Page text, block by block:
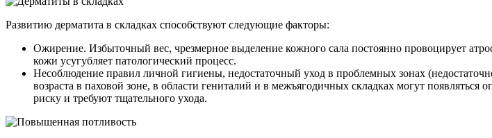
Развитию дерматита в складках способствуют следующие факторы:
Ожирение. Избыточный вес, чрезмерное выделение кожного сала постоянно провоцирует
кожи усугубляет патологический процесс.
Несоблюдение правил личной гигиены, недостаточный уход в проблемных зонах
возраста в паховой зоне, в области гениталий и в межъягодичных складках могут
риску и требуют тщательного ухода.